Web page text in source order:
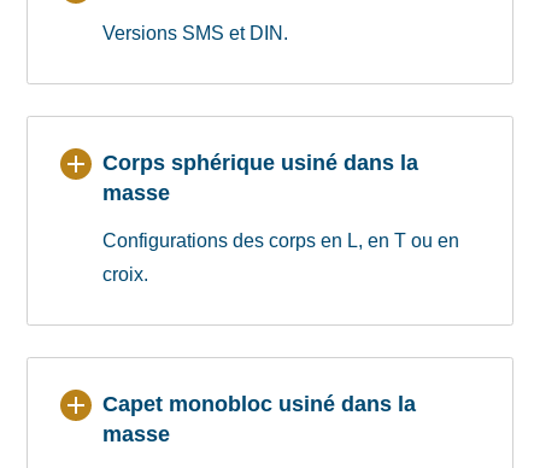
Versions SMS et DIN.
Corps sphérique usiné dans la
masse
Configurations des corps en L, en T ou en
croix.
Capet monobloc usiné dans la
masse